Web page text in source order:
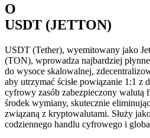
O
USDT (JETTON)
USDT (Tether), wyemitowany jako
(TON), wprowadza najbardziej
do wysoce skalowalnej,
aby utrzymać ścisłe powiązanie 1:1 z
cyfrowy zasób zabezpieczony walutą
środek wymiany, skutecznie
związaną z kryptowalutami. Służy
codziennego handlu cyfrowego i